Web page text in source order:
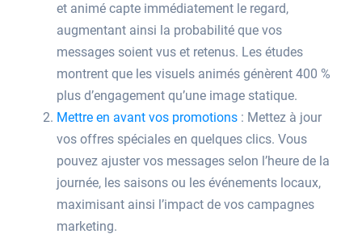
et animé capte immédiatement le regard,
augmentant ainsi la probabilité que vos
messages soient vus et retenus. Les études
montrent que les visuels animés génèrent 400 %
plus d’engagement qu’une image statique.
Mettre en avant vos promotions : Mettez à jour
vos offres spéciales en quelques clics. Vous
pouvez ajuster vos messages selon l’heure de la
journée, les saisons ou les événements locaux,
maximisant ainsi l’impact de vos campagnes
marketing.